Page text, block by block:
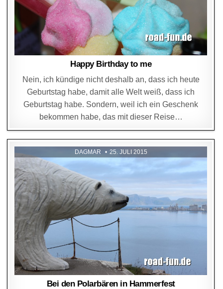
Happy Birthday to me
Nein, ich kündige nicht deshalb an, dass ich heute
Geburtstag habe, damit alle Welt weiß, dass ich
Geburtstag habe. Sondern, weil ich ein Geschenk
bekommen habe, das mit dieser Reise…
DAGMAR 25. JULI 2015
Bei den Polarbären in Hammerfest